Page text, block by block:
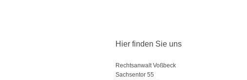
Hier finden Sie uns
Rechtsanwalt Voßbeck
Sachsentor 55